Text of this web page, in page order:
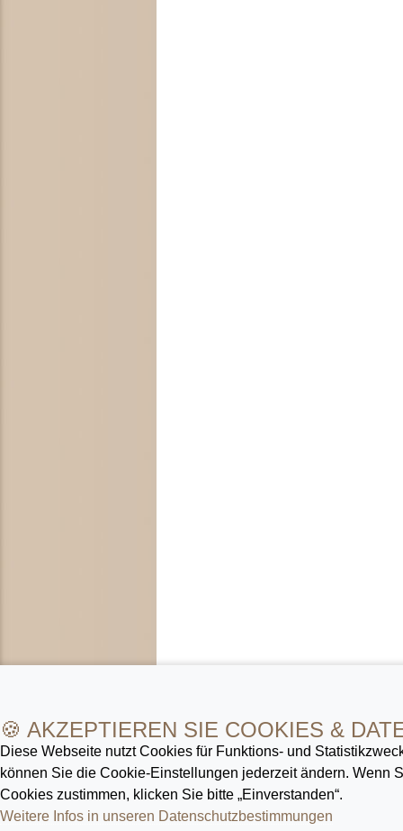
🍪 AKZEPTIEREN SIE COOKIES &
Diese Webseite nutzt Cookies für Funktions- und
können Sie die Cookie-Ein­stellungen jederzeit ändern. Wenn
Cookies zustimmen, klicken Sie bitte „Einverstanden“.
Weitere Infos in unseren Datenschutz­bestimmungen